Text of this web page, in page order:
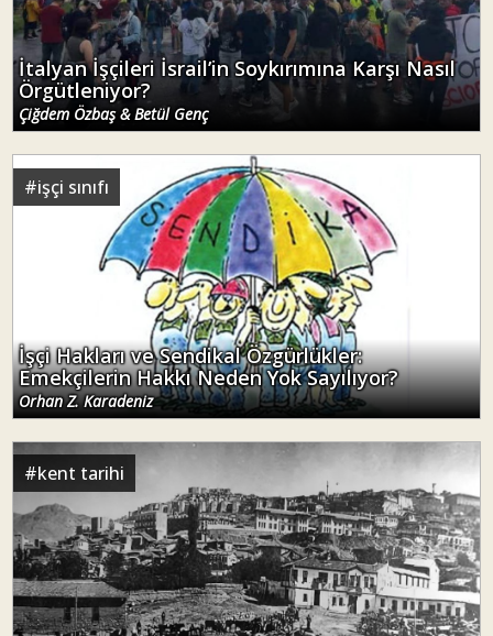
İtalyan İşçileri İsrail’in Soykırımına Karşı Nasıl
Örgütleniyor?
Çiğdem Özbaş & Betül Genç
#işçi sınıfı
İşçi Hakları ve Sendikal Özgürlükler:
Emekçilerin Hakkı Neden Yok Sayılıyor?
Orhan Z. Karadeniz
#kent tarihi